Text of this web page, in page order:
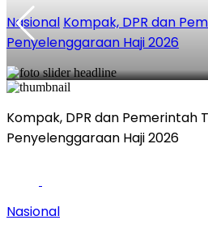
Nasional Kompak, DPR dan
Penyelenggaraan Haji 2026
Kompak, DPR dan Pemerintah
Penyelenggaraan Haji 2026
Nasional